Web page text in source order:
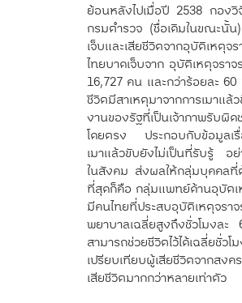
ย้อนหลังไปเมื่อปี 2538 กอง
กรมตำรวจ (ชื่อเดิมในขณะนั้
เจ็บและเสียชีวิตจากอุบัติเหตุ
ไทยบาดเจ็บจาก อุบัติเหตุจรา
16,727 คน และกว่าร้อยละ
ชีวิตมีสาเหตุมาจากการเมา
งานของรัฐที่เป็นเจ้าภาพรับ
โดยตรง ประกอบกับข้อมูลเรื่
เมาแล้วขับยังไม่เป็นที่รับรู้ อ
ในสังคม ส่งผลให้กลุ่มบุคคลที่
ที่สุดก็คือ กลุ่มแพทย์ด้านอุบัตเ
มีคนไทยที่ประสบอุบัติเหตุจราจ
พยาบาลเฉลี่ยสูงถึงชั่วโมงล
สามารถช่วยชีวิตไว้ได้เฉลี่ย
เปรียบเทียบผู้เสียชีวิตจากสงค
เสียชีวิตมากกว่าหลายเท่าตัว